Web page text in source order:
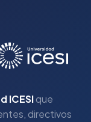
ICESIque
directivos